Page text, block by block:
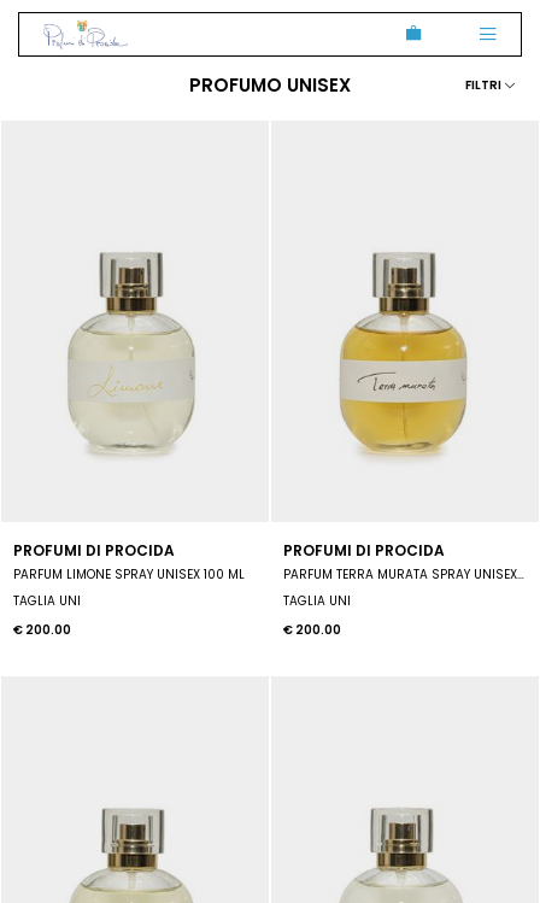
FILTRI
PROFUMO UNISEX
PROFUMI DI PROCIDA
PARFUM LIMONE SPRAY UNISEX 100 ML
TAGLIA UNI
€ 200.00
PROFUMI DI PROCIDA
PARFUM TERRA MURATA SPRAY UNISEX 100 ML
TAGLIA UNI
€ 200.00